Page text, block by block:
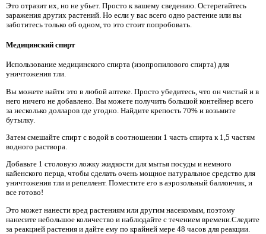
Это отразит их, но не убьет. Просто к вашему сведению. Остерегайтесь
заражения других растений. Но если у вас всего одно растение или вы
заботитесь только об одном, то это стоит попробовать.
Медицинский спирт
Использование медицинского спирта (изопропилового спирта) для
уничтожения тли.
Вы можете найти это в любой аптеке. Просто убедитесь, что он чистый и в
него ничего не добавлено. Вы можете получить большой контейнер всего
за несколько долларов где угодно. Найдите крепость 70% и возьмите
бутылку.
Затем смешайте спирт с водой в соотношении 1 часть спирта к 1,5 частям
водного раствора.
Добавьте 1 столовую ложку жидкости для мытья посуды и немного
кайенского перца, чтобы сделать очень мощное натуральное средство для
уничтожения тли и репеллент. Поместите его в аэрозольный баллончик, и
все готово!
Это может нанести вред растениям или другим насекомым, поэтому
нанесите небольшое количество и наблюдайте с течением времени.Следите
за реакцией растения и дайте ему по крайней мере 48 часов для реакции.